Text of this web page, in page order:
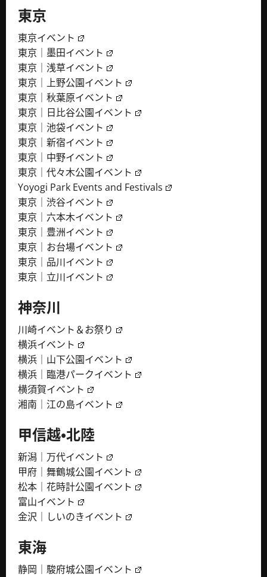
東京
東京イベント
東京｜墨田イベント
東京｜浅草イベント
東京｜上野公園イベント
東京｜秋葉原イベント
東京｜日比谷公園イベント
東京｜池袋イベント
東京｜新宿イベント
東京｜中野イベント
東京｜代々木公園イベント
Yoyogi Park Events and Festivals
東京｜渋谷イベント
東京｜六本木イベント
東京｜豊洲イベント
東京｜お台場イベント
東京｜品川イベント
東京｜立川イベント
神奈川
川崎イベント＆お祭り
横浜イベント
横浜｜山下公園イベント
横浜｜臨港パークイベント
横須賀イベント
湘南｜江の島イベント
甲信越・北陸
新潟｜万代イベント
甲府｜舞鶴城公園イベント
松本｜花時計公園イベント
富山イベント
金沢｜しいのきイベント
東海
静岡｜駿府城公園イベント